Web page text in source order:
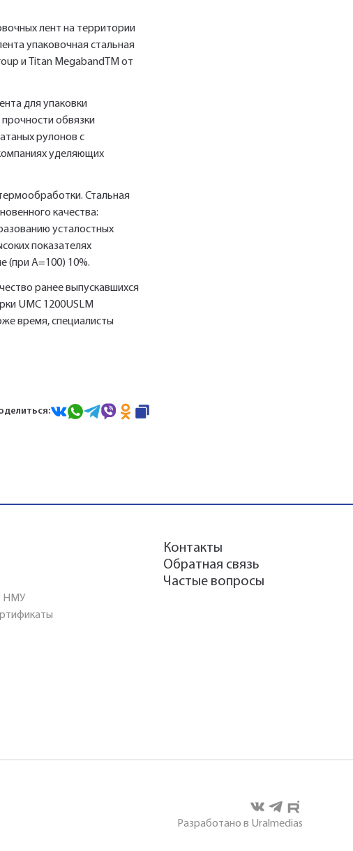
лент на территории
упаковочная стальная
и Titan MegabandТМ от
для упаковки
обвязки
рулонов с
уделяющих
Стальная
качества:
усталостных
показателях
(при A=100) 10%.
ранее выпускавшихся
UMC 1200USLM
время, специалисты
НМУ
Контакты
Обратная связь
Частые вопросы
Разработано в Uralmedias
с
с